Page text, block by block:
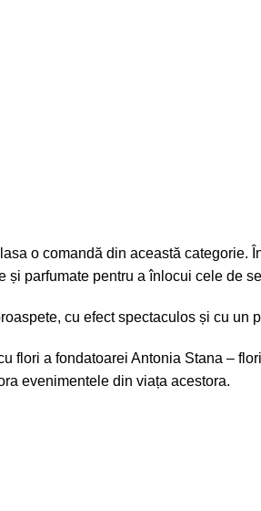
o comandă din această categorie.
și parfumate pentru aînlocui cele de
cu efect spectaculos și cu un
flori a fondatoarei Antonia Stana –
evenimentele din viața acestora.